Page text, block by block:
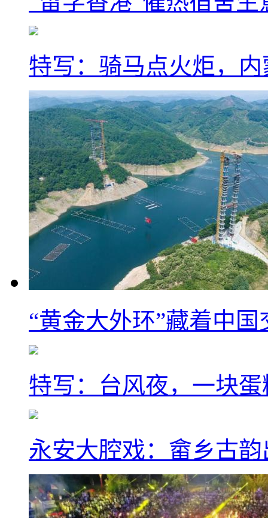
特写：骑马点火炬，
“黄金大外环”藏着中
特写：台风夜，一块
永安大腔戏：畲乡古